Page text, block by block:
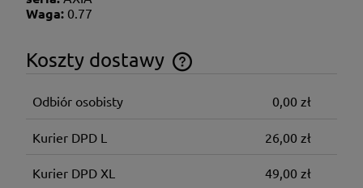
Waga: 0.77
Koszty dostawy
Cena nie zawiera ewentualnych kosztów płatności
Odbiór osobisty 0,00 zł
Kurier DPD L 26,00 zł
Kurier DPD XL 49,00 zł